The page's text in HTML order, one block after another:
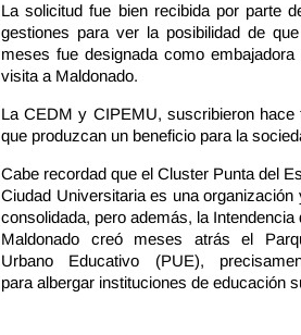
La solicitud fue bien recibida por parte
gestiones para ver la posibilidad de
meses fue designada como
visita a Maldonado.
La CEDM y CIPEMU, suscribieron
que produzcan un beneficio para la
Cabe recordad que el Cluster Punta del
Ciudad Universitaria es una organización
consolidada, pero además, la Intendencia
Maldonado creó meses atrás el
Urbano Educativo (PUE),
para albergar instituciones de educación